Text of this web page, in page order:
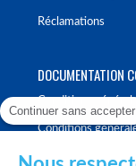
Réclamations
DOCUMENTATION
Conditions
Conditions
Continuer sans accepter